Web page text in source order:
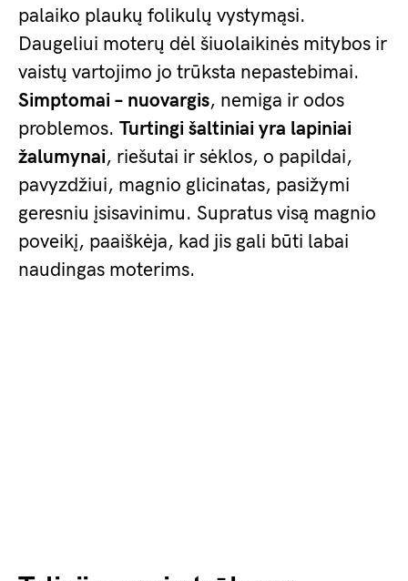
palaiko plaukų folikulų vystymąsi.
Daugeliui moterų dėl šiuolaikinės mitybos ir
vaistų vartojimo jo trūksta nepastebimai.
Simptomai – nuovargis, nemiga ir odos
problemos. Turtingi šaltiniai yra lapiniai
žalumynai, riešutai ir sėklos, o papildai,
pavyzdžiui, magnio glicinatas, pasižymi
geresniu įsisavinimu. Supratus visą magnio
poveikį, paaiškėja, kad jis gali būti labai
naudingas moterims.